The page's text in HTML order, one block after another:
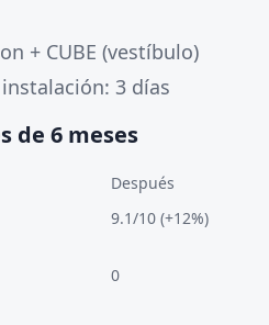
+ CUBE (vestíbulo)
3 días
de 6 meses
Después
9.1/10 (+12%)
0